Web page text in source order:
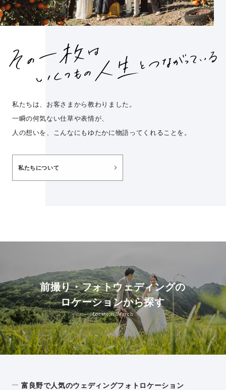
私たちは、お客さまから教わりました。
一瞬の何気ない仕草や表情が、
人の想いを、こんなにもゆたかに物語ってくれることを。
私たちについて
前撮り・フォトウェディングの
ロケーションから探す
Location Search
富良野で人気のウェディングフォトロケーション